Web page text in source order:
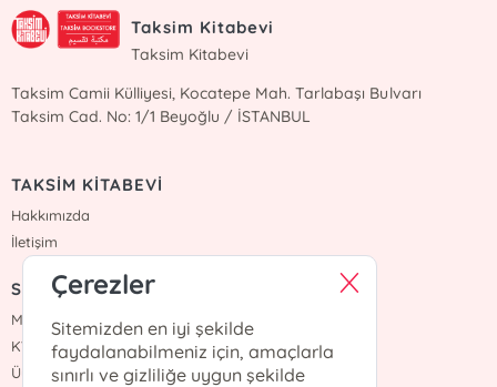
Taksim Kitabevi
Taksim Kitabevi
Taksim Camii Külliyesi, Kocatepe Mah. Tarlabaşı Bulvarı
Taksim Cad. No: 1/1 Beyoğlu / İSTANBUL
TAKSİM KİTABEVİ
Hakkımızda
İletişim
SÖZLEŞMELER
Mesafeli Satış Sözleşmesi
KVKK Sözleşmesi
Üyelik Sözleşmesi
Çerezler
Sitemizden en iyi şekilde
faydalanabilmeniz için, amaçlarla
sınırlı ve gizliliğe uygun şekilde